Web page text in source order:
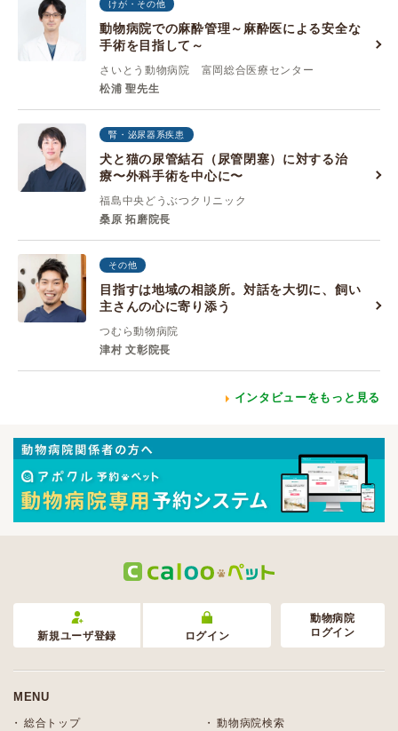
けが・その他
動物病院での麻酔管理～麻酔医による安全な
手術を目指して～
さいとう動物病院 富岡総合医療センター
松浦 聖先生
腎・泌尿器系疾患
犬と猫の尿管結石（尿管閉塞）に対する治
療〜外科手術を中心に〜
福島中央どうぶつクリニック
桑原 拓磨院長
その他
目指すは地域の相談所。対話を大切に、飼い
主さんの心に寄り添う
つむら動物病院
津村 文彰院長
インタビューをもっと見る
新規ユーザ登録 ログイン
動物病院
ログイン
MENU
総合トップ 動物病院検索